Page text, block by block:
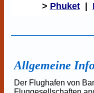
> Phuket|
Allgemeine
Der Flughafen von